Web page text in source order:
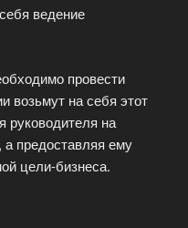
ведение
провести
возьмут на себя этот
руководителя на
а предоставляя ему
цели-бизнеса.